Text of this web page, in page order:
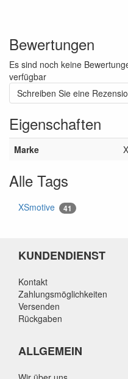
Bewertungen
Es sind noch keine
verfügbar
Schreiben Sie eine
Eigenschaften
Marke
Alle Tags
XSmotive 41
KUNDENDIENST
Kontakt
Zahlungsmöglichkeiten
Versenden
Rückgaben
ALLGEMEIN